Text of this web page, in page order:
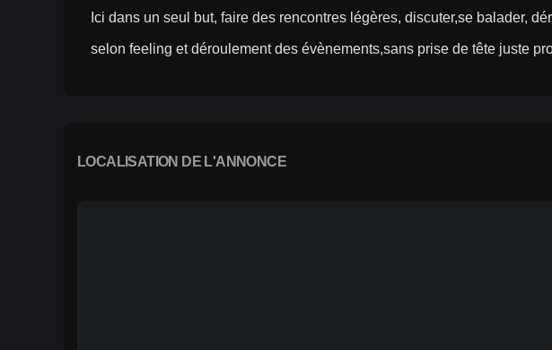
Ici dans un seul but, faire des rencontres légères, discuter,se balader,
selon feeling et déroulement des évènements,sans prise de tête juste
LOCALISATION DE L'ANNONCE